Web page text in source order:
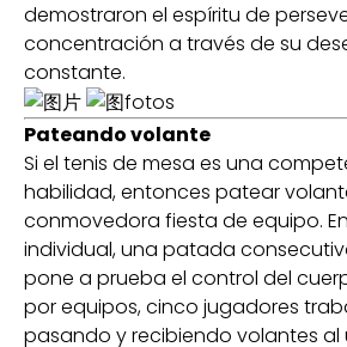
demostraron el espíritu de
concentración a través de su
constante.
Pateando volante
Si el tenis de mesa es una
habilidad, entonces patear
conmovedora fiesta de equipo.
individual, una patada
pone a prueba el control del
por equipos, cinco jugadores
pasando y recibiendo volantes al